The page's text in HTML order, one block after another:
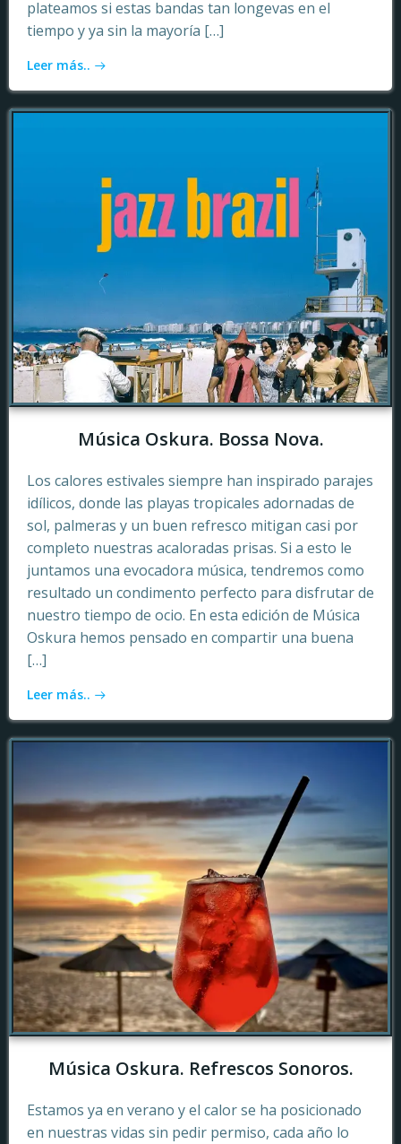
plateamos si estas bandas tan longevas en el
tiempo y ya sin la mayoría […]
Leer más..
Música Oskura. Bossa Nova.
Los calores estivales siempre han inspirado parajes
idílicos, donde las playas tropicales adornadas de
sol, palmeras y un buen refresco mitigan casi por
completo nuestras acaloradas prisas. Si a esto le
juntamos una evocadora música, tendremos como
resultado un condimento perfecto para disfrutar de
nuestro tiempo de ocio. En esta edición de Música
Oskura hemos pensado en compartir una buena
[…]
Leer más..
Música Oskura. Refrescos Sonoros.
Estamos ya en verano y el calor se ha posicionado
en nuestras vidas sin pedir permiso, cada año lo